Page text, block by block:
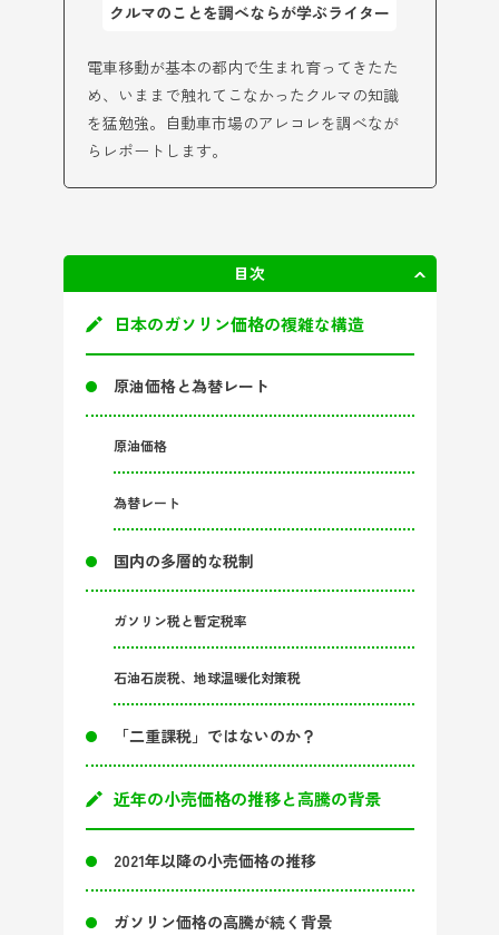
クルマのことを調べならが学ぶライター
電車移動が基本の都内で生まれ育ってきたた
め、いままで触れてこなかったクルマの知識
を猛勉強。自動車市場のアレコレを調べなが
らレポートします。
目次 非表示
日本のガソリン価格の複雑な構造
原油価格と為替レート
原油価格
為替レート
国内の多層的な税制
ガソリン税と暫定税率
石油石炭税、地球温暖化対策税
「二重課税」ではないのか？
近年の小売価格の推移と高騰の背景
2021年以降の小売価格の推移
ガソリン価格の高騰が続く背景